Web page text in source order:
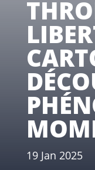
19 Jan 2025